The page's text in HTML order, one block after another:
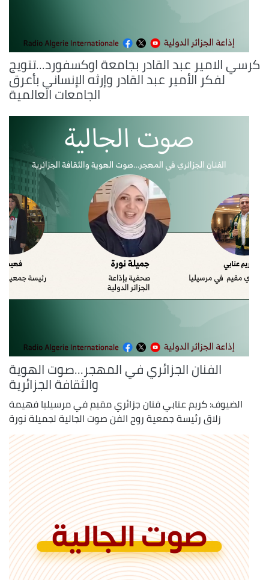
كرسي الامير عبد القادر بجامعة اوكسفورد...تتويج
لفكر الأمير عبد القادر وإرثه الإنساني بأعرق
الجامعات العالمية
الفنان الجزائري في المهجر...صوت الهوية
والثقافة الجزائرية
الضيوف: كريم عنابي فنان جزائري مقيم في مرسيليا فهيمة
زلاق رئيسة جمعية روح الفن صوت الجالية لجميلة نورة